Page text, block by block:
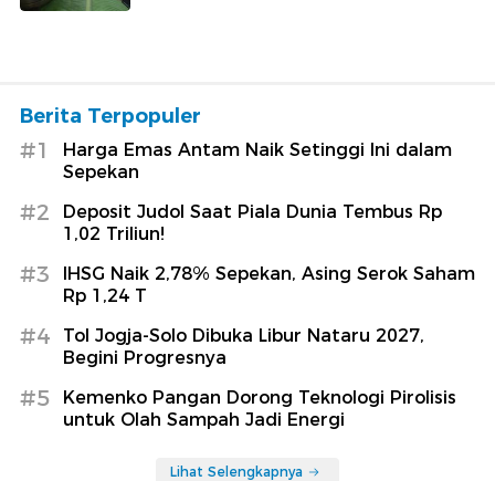
Berita Terpopuler
#1
Harga Emas Antam Naik Setinggi Ini dalam
Sepekan
#2
Deposit Judol Saat Piala Dunia Tembus Rp
1,02 Triliun!
#3
IHSG Naik 2,78% Sepekan, Asing Serok Saham
Rp 1,24 T
#4
Tol Jogja-Solo Dibuka Libur Nataru 2027,
Begini Progresnya
#5
Kemenko Pangan Dorong Teknologi Pirolisis
untuk Olah Sampah Jadi Energi
Lihat Selengkapnya